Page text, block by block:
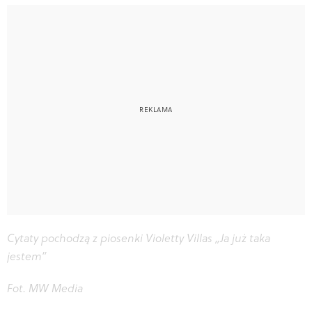
Cytaty pochodzą z piosenki Violetty Villas „Ja już taka
jestem”
Fot. MW Media